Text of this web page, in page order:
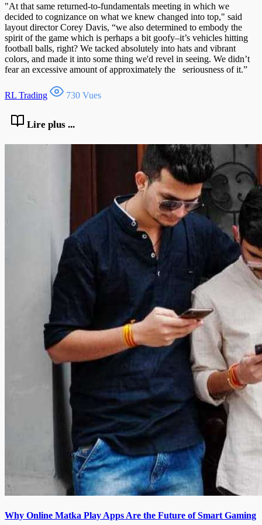
"At that same returned-to-fundamentals meeting in which we
decided to cognizance on what we knew changed into top," said
layout director Corey Davis, “we also determined to embody the
spirit of the game which is perhaps a bit goofy–it’s vehicles hitting
football balls, right? We tacked absolutely into hats and vibrant
colors, and made it into some thing we'd revel in seeing. We didn’t
fear an excessive amount of approximately the seriousness of it.”
RL Trading 730 Vues
Lire plus ...
Why Online Matka Play Apps Are the Future of Smart Gaming